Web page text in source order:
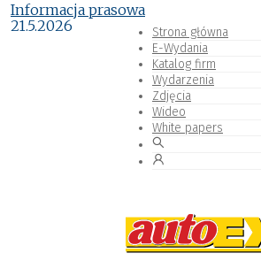
Strona główna
E-Wydania
Katalog firm
Wydarzenia
Zdjęcia
Wideo
White papers
Informacja prasowa
21.5.2026